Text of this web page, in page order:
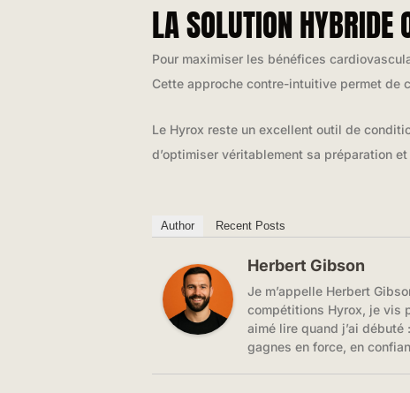
LA SOLUTION HYBRIDE
Pour maximiser les bénéfices
Cette approche contre-intuitive permet de
Le Hyrox reste un excellent outil de
d’optimiser véritablement sa préparation
Author Recent Posts
Herbert Gibson
Je m’appelle Herbert
compétitions Hyrox, je vis
aimé lire quand j’ai
gagnes en force, en